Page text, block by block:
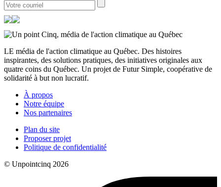
LE média de l'action climatique au Québec. Des histoires
inspirantes, des solutions pratiques, des initiatives originales aux
quatre coins du Québec. Un projet de Futur Simple, coopérative de
solidarité à but non lucratif.
À propos
Notre équipe
Nos partenaires
Plan du site
Proposer projet
Politique de confidentialité
© Unpointcinq 2026